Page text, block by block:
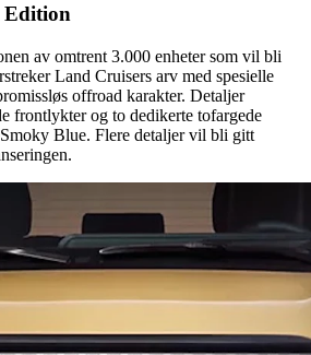
av omtrent 3.000 enheter som vil bli
Land Cruisers arv med spesielle
offroad karakter. Detaljer
frontlykter og to dedikerte tofargede
Blue. Flere detaljer vil bli gitt